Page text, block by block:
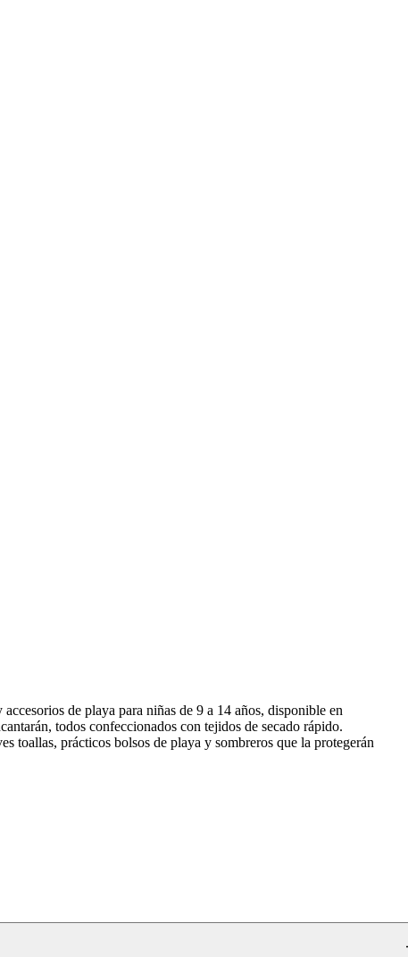
de playa para niñas de 9 a 14 años, disponible en
todos confeccionados con tejidos de secado rápido.
toallas, prácticos bolsos de playa y sombreros que la protegerán